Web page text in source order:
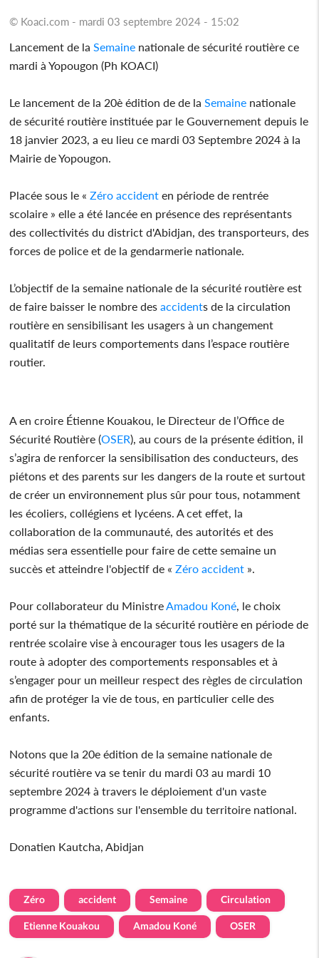
© Koaci.com - mardi 03 septembre 2024 - 15:02
Lancement de la Semaine nationale de sécurité routière ce
mardi à Yopougon (Ph KOACI)
Le lancement de la 20è édition de de la Semaine nationale
de sécurité routière instituée par le Gouvernement depuis le
18 janvier 2023, a eu lieu ce mardi 03 Septembre 2024 à la
Mairie de Yopougon.
Placée sous le «Zéro accident en période de rentrée
scolaire » elle a été lancée en présence des représentants
des collectivités du district d'Abidjan, des transporteurs, des
forces de police et de la gendarmerie nationale.
L’objectif de la semaine nationale de la sécurité routière est
de faire baisser le nombre desaccidents de la circulation
routière en sensibilisant les usagers à un changement
qualitatif de leurs comportements dans l’espace routière
routier.
A en croire Étienne Kouakou, le Directeur de l’Office de
Sécurité Routière (OSER), au cours de la présente édition, il
s’agira de renforcer la sensibilisation des conducteurs, des
piétons et des parents sur les dangers de la route et surtout
de créer un environnement plus sûr pour tous, notamment
les écoliers, collégiens et lycéens. A cet effet, la
collaboration de la communauté, des autorités et des
médias sera essentielle pour faire de cette semaine un
succès et atteindre l'objectif de «Zéro accident ».
Pour collaborateur du Ministre Amadou Koné , le choix
porté sur la thématique de la sécurité routière en période de
rentrée scolaire vise à encourager tous les usagers de la
route à adopter des comportements responsables et à
s’engager pour un meilleur respect des règles de circulation
afin de protéger la vie de tous, en particulier celle des
enfants.
Notons que la 20e édition de la semaine nationale de
sécurité routière va se tenir du mardi 03 au mardi 10
septembre 2024 à travers le déploiement d'un vaste
programme d'actions sur l'ensemble du territoire national.
Donatien Kautcha, Abidjan
Zéro accident Semaine Circulation
Etienne Kouakou Amadou Koné OSER